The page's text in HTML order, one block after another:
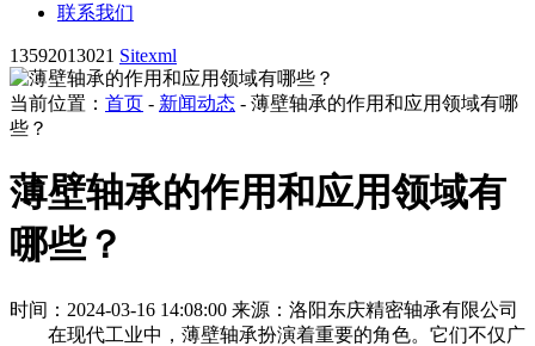
联系我们
13592013021 Sitexml
当前位置： 首页 - 新闻动态 - 薄壁轴承的作用和应用领域有哪
些？
薄壁轴承的作用和应用领域有
哪些？
时间：2024-03-16 14:08:00 来源：洛阳东庆精密轴承有限公司
在现代工业中，薄壁轴承扮演着重要的角色。它们不仅广